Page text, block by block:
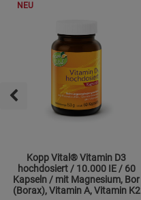
NEU
Kopp Vital® Vitamin D3
hochdosiert / 10.000 IE / 60
Kapseln / mit Magnesium, Bor
(Borax), Vitamin A, Vitamin K2